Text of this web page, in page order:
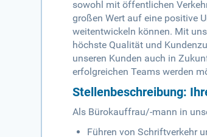
sowohl mit öffentlichen
großen Wert auf eine positive
weitentwickeln können. Mit
höchste Qualität und
unseren Kunden auch in
erfolgreichen Teams werden
Stellenbeschreibung:
Als Bürokauffrau/-mann in
Führen von Schriftverkehr